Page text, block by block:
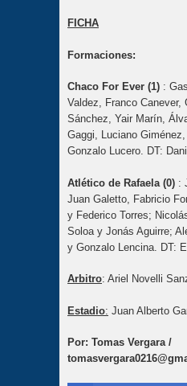
FICHA
Formaciones:
Chaco For Ever (1) :
Valdez, Franco Canever,
Sánchez, Yair Marín,
Gaggi, Luciano
Gonzalo Lucero. DT:
Atlético de Rafaela (0) :
Juan Galetto, Fabricio
y Federico Torres;
Soloa y Jonás Aguirre;
y Gonzalo Lencina. DT:
Arbitro: Ariel Novelli
Estadio: Juan Alberto
Por: Tomas Vergara /